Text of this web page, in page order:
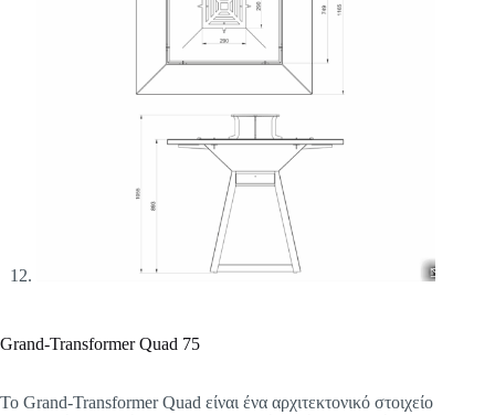
Grand-Transformer Quad 75
Το Grand-Transformer Quad είναι ένα αρχιτεκτονικό στοιχείο